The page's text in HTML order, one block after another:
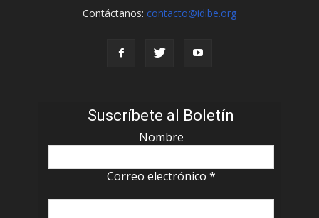
Contáctanos: contacto@idibe.org
Suscríbete al Boletín
Nombre
Correo electrónico *